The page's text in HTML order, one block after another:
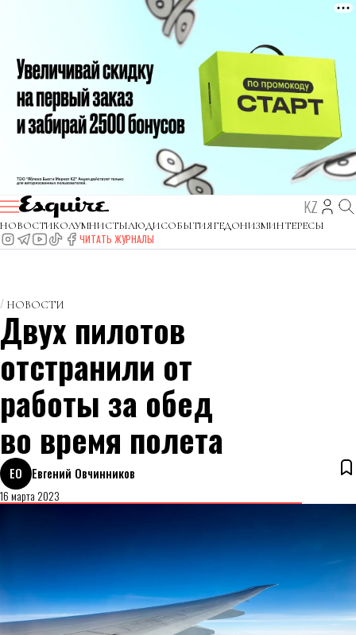
KZ
НОВОСТИКОЛУМНИСТЫЛЮДИСОБЫТИЯГЕДОНИЗМИНТЕРЕСЫ
ЧИТАТЬ ЖУРНАЛЫ
НОВОСТИ
Двух пилотов
отстранили от
работы за обед
во время полета
ЕО
Евгений Овчинников
16 марта 2023